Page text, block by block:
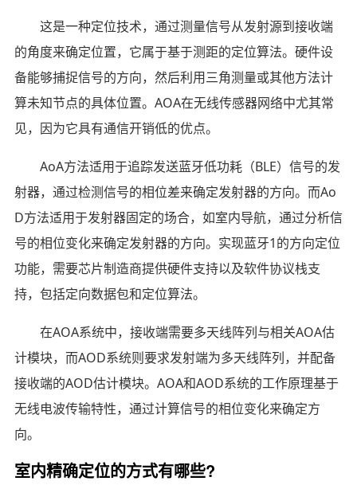
这是一种定位技术，通过测量信号从发射源到接收端
的角度来确定位置，它属于基于测距的定位算法。硬件设
备能够捕捉信号的方向，然后利用三角测量或其他方法计
算未知节点的具体位置。AOA在无线传感器网络中尤其常
见，因为它具有通信开销低的优点。
AoA方法适用于追踪发送蓝牙低功耗（BLE）信号的发
射器，通过检测信号的相位差来确定发射器的方向。而Ao
D方法适用于发射器固定的场合，如室内导航，通过分析信
号的相位变化来确定发射器的方向。实现蓝牙1的方向定位
功能，需要芯片制造商提供硬件支持以及软件协议栈支
持，包括定向数据包和定位算法。
在AOA系统中，接收端需要多天线阵列与相关AOA估
计模块，而AOD系统则要求发射端为多天线阵列，并配备
接收端的AOD估计模块。AOA和AOD系统的工作原理基于
无线电波传输特性，通过计算信号的相位变化来确定方
向。
室内精确定位的方式有哪些?